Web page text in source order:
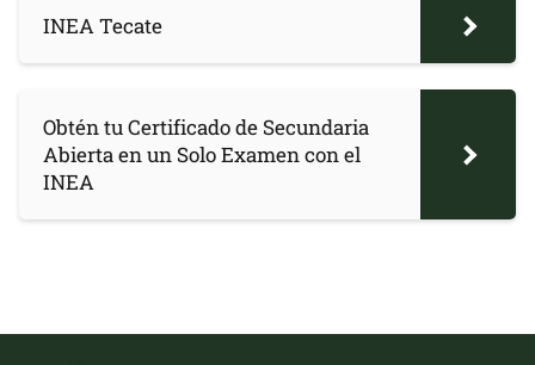
INEA Tecate
Obtén tu Certificado de Secundaria
Abierta en un Solo Examen con el
INEA